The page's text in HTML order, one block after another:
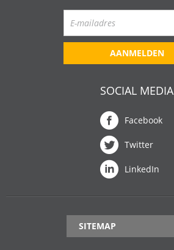
AANMELDEN
SOCIAL MEDIA
Facebook
Twitter
LinkedIn
SITEMAP